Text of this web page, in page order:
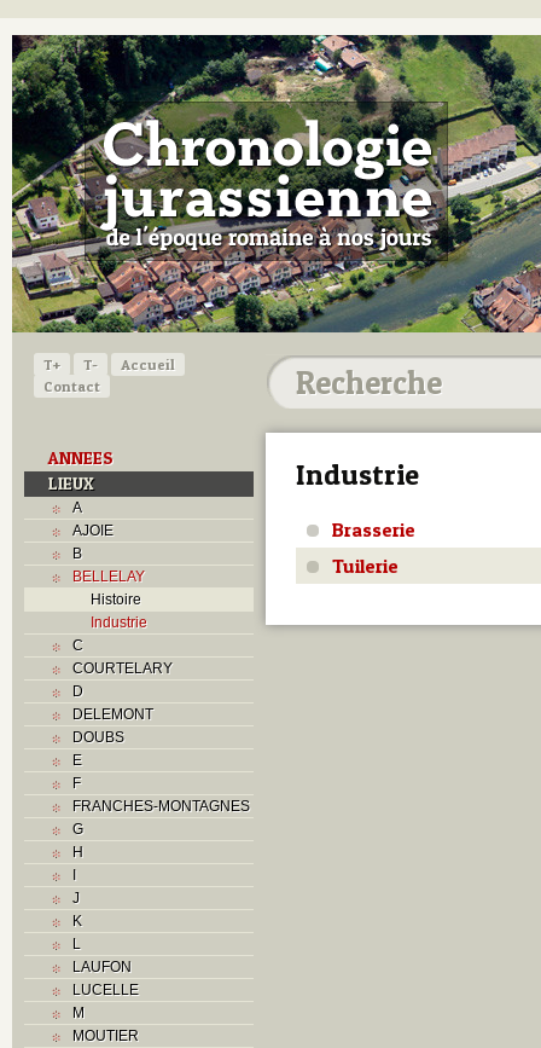
T+ T-
Accueil
Contact
ANNEES
LIEUX
A
AJOIE
B
BELLELAY
Histoire
Industrie
C
COURTELARY
D
DELEMONT
DOUBS
E
F
FRANCHES-MONTAGNES
G
H
I
J
K
L
LAUFON
LUCELLE
M
MOUTIER
Industrie
Brasserie
Tuilerie